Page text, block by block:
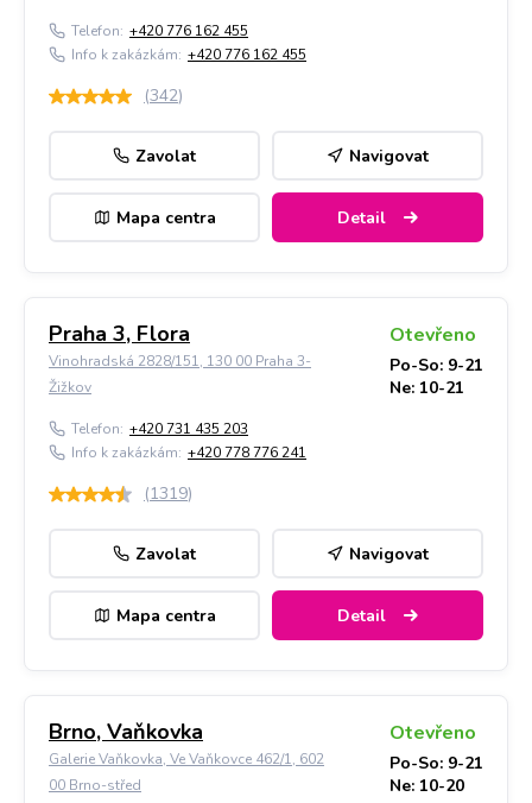
Telefon: +420 776 162 455
Info k zakázkám: +420 776 162 455
(342)
Zavolat Navigovat
Mapa centra Detail
Praha 3, Flora
Vinohradská 2828/151, 130 00 Praha 3-
Žižkov
Otevřeno
Po-So: 9-21
Ne: 10-21
Telefon: +420 731 435 203
Info k zakázkám: +420 778 776 241
(1319)
Zavolat Navigovat
Mapa centra Detail
Brno, Vaňkovka
Galerie Vaňkovka, Ve Vaňkovce 462/1, 602
00 Brno-střed
Otevřeno
Po-So: 9-21
Ne: 10-20